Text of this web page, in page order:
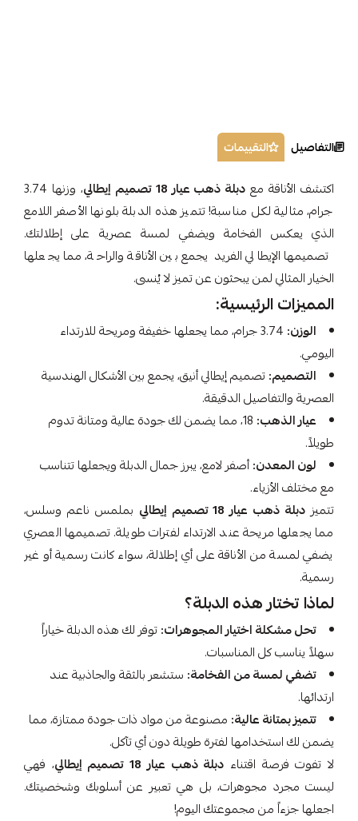
التفاصيل التقييمات
اكتشف الأناقة مع دبلة ذهب عيار 18 تصميم إيطالي
، وزنها 3.74
جرام، مثالية لكل مناسبة! تتميز هذه الدبلة بلونها الأصفر اللامع
الذي يعكس الفخامة ويضفي لمسة عصرية على إطلالتك.
تصميمها الإيطالي الفريد يجمع بين الأناقة والراحة، مما يجعلها
الخيار المثالي لمن يبحثون عن تميز لا يُنسى.
المميزات الرئيسية:
الوزن:
3.74 جرام، مما يجعلها خفيفة ومريحة للارتداء
اليومي.
التصميم:تصميم إيطالي أنيق، يجمع بين الأشكال الهندسية
العصرية والتفاصيل الدقيقة.
عيار الذهب:
18، مما يضمن لك جودة عالية ومتانة تدوم
طويلاً.
لون المعدن:أصفر لامع، يبرز جمال الدبلة ويجعلها تتناسب
مع مختلف الأزياء.
تتميزدبلة ذهب عيار 18 تصميم إيطالي
بملمس ناعم وسلس،
مما يجعلها مريحة عند الارتداء لفترات طويلة. تصميمها العصري
يضفي لمسة من الأناقة على أي إطلالة، سواء كانت رسمية أو غير
رسمية.
لماذا تختار هذه الدبلة؟
تحل مشكلة اختيار المجوهرات:توفر لك هذه الدبلة خياراً
سهلاً يناسب كل المناسبات.
تضفي لمسة من الفخامة: ستشعر بالثقة والجاذبية عند
ارتدائها.
تتميز بمتانة عالية: مصنوعة من مواد ذات جودة ممتازة، مما
يضمن لك استخدامها لفترة طويلة دون أي تآكل.
لا تفوت فرصة اقتناء دبلة ذهب عيار 18 تصميم إيطالي
، فهي
ليست مجرد مجوهرات، بل هي تعبير عن أسلوبك وشخصيتك.
اجعلها جزءاً من مجموعتك اليوم!